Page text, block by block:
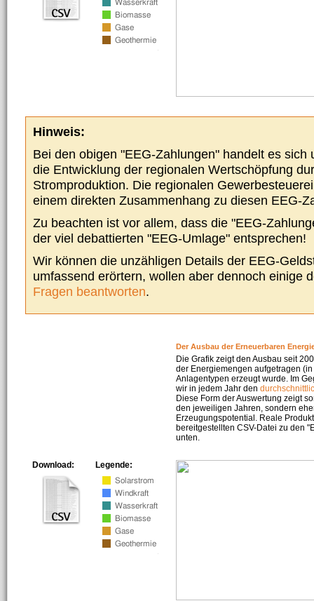
Hinweis:
Bei den obigen "EEG-Zahlungen" handelt es sich
die Entwicklung der regionalen Wertschöpfung
Stromproduktion. Die regionalen
einem direkten Zusammenhang zu diesen EEG-
Zu beachten ist vor allem, dass die "EEG-
der viel debattierten "EEG-Umlage" entsprechen!
Wir können die unzähligen Details der EEG-
umfassend erörtern, wollen aber dennoch einige
Fragen beantworten.
Der Ausbau der Erneuerbaren
Die Grafik zeigt den Ausbau seit
der Energiemengen aufgetragen
Anlagentypen erzeugt wurde. Im
wir in jedem Jahr den
Diese Form der Auswertung zeigt
den jeweiligen Jahren, sondern
Erzeugungspotential. Reale
bereitgestellten CSV-Datei zu den
unten.
Legende:
Download: